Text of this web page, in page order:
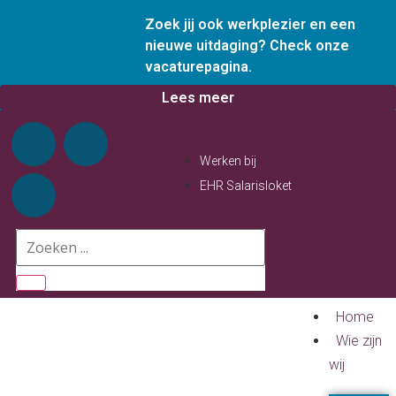
Zoek jij ook werkplezier en een
nieuwe uitdaging? Check onze
vacaturepagina.
Lees meer
Werken bij
EHR Salarisloket
Home
Wie zijn
wij